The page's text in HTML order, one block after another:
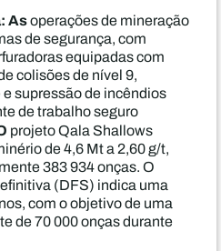
Asoperações de mineração
de segurança, com
equipadas com
colisões de nível 9,
supressão de incêndios
de trabalho seguro
projeto Qala Shallows
de 4,6 Mt a 2,60 g/t,
383 934 onças. O
(DFS) indica uma
com o objetivo de uma
de 70 000 onças durante